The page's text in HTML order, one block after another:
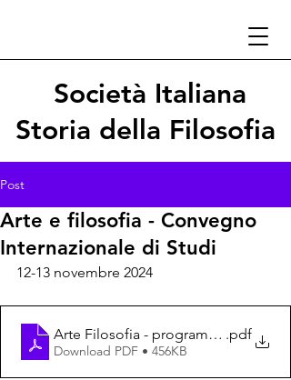
Società Italiana
Storia della Filosofia
Post
Arte e filosofia - Convegno
Internazionale di Studi
12-13 novembre 2024
Arte Filosofia - programma convegno
.pdf
Download PDF • 456KB